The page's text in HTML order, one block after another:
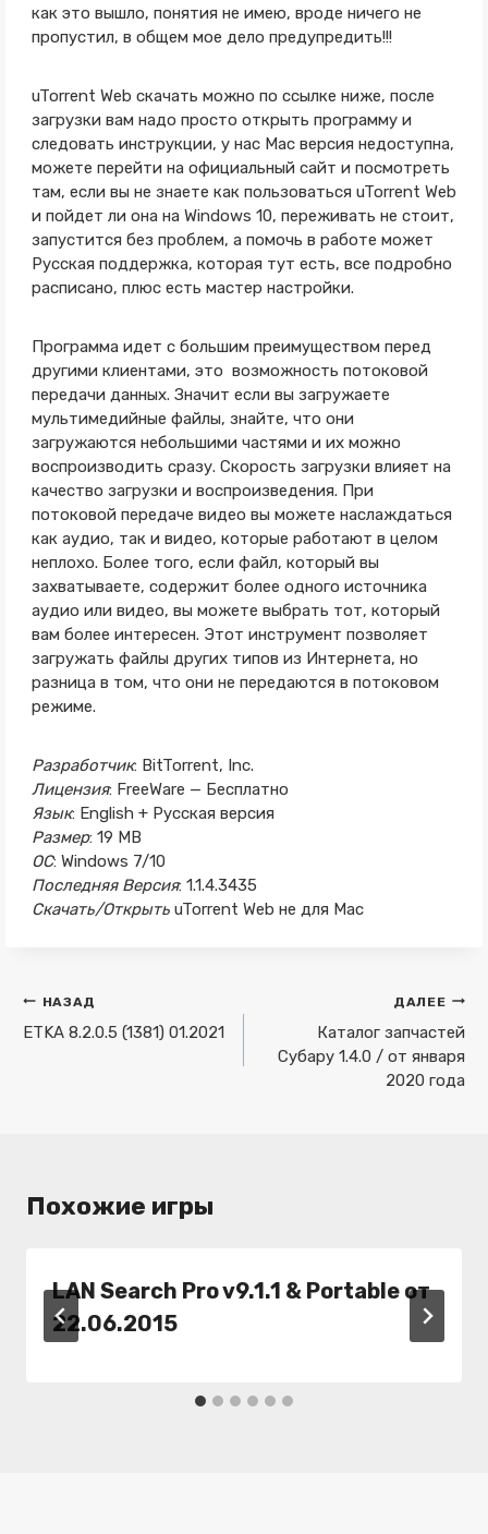
как это вышло, понятия не имею, вроде ничего не
пропустил, в общем мое дело предупредить!!!
uTorrent Web скачать можно по ссылке ниже, после
загрузки вам надо просто открыть программу и
следовать инструкции, у нас Mac версия недоступна,
можете перейти на официальный сайт и посмотреть
там, если вы не знаете как пользоваться uTorrent Web
и пойдет ли она на Windows 10, переживать не стоит,
запустится без проблем, а помочь в работе может
Русская поддержка, которая тут есть, все подробно
расписано, плюс есть мастер настройки.
Программа идет с большим преимуществом перед
другими клиентами, это возможность потоковой
передачи данных. Значит если вы загружаете
мультимедийные файлы, знайте, что они
загружаются небольшими частями и их можно
воспроизводить сразу. Скорость загрузки влияет на
качество загрузки и воспроизведения. При
потоковой передаче видео вы можете наслаждаться
как аудио, так и видео, которые работают в целом
неплохо. Более того, если файл, который вы
захватываете, содержит более одного источника
аудио или видео, вы можете выбрать тот, который
вам более интересен. Этот инструмент позволяет
загружать файлы других типов из Интернета, но
разница в том, что они не передаются в потоковом
режиме.
Разработчик: BitTorrent, Inc.
Лицензия: FreeWare — Бесплатно
Язык: English + Русская версия
Размер: 19 MB
ОС: Windows 7/10
Последняя Версия: 1.1.4.3435
Скачать/Открыть uTorrent Web не для Mac
Навигация
по
НАЗАД
ETKA 8.2.0.5 (1381) 01.2021
ДАЛЕЕ
Каталог запчастей
Субару 1.4.0 / от января
2020 года
Похожие игры
LAN Search Pro v9.1.1 & Portable от
22.06.2015